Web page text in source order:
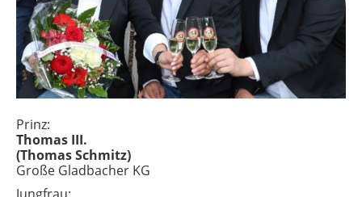
Prinz:
Thomas III.
(Thomas Schmitz)
Große Gladbacher KG